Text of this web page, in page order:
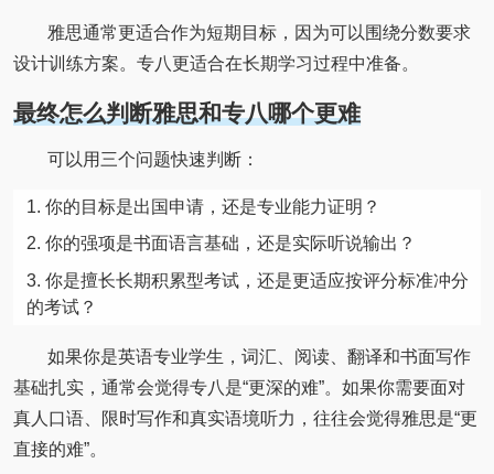
雅思通常更适合作为短期目标，因为可以围绕分数要求
设计训练方案。专八更适合在长期学习过程中准备。
最终怎么判断雅思和专八哪个更难
可以用三个问题快速判断：
你的目标是出国申请，还是专业能力证明？
你的强项是书面语言基础，还是实际听说输出？
你是擅长长期积累型考试，还是更适应按评分标准冲分
的考试？
如果你是英语专业学生，词汇、阅读、翻译和书面写作
基础扎实，通常会觉得专八是“更深的难”。如果你需要面对
真人口语、限时写作和真实语境听力，往往会觉得雅思是“更
直接的难”。